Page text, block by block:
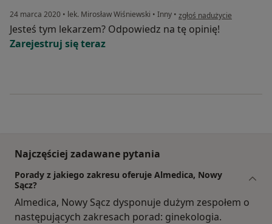
24 marca 2020 • lek. Mirosław Wiśniewski • Inny • w opinii użytkownika
zgłoś nadużycie
Jesteś tym lekarzem? Odpowiedz na tę opinię!
Zarejestruj się teraz
Najczęściej zadawane pytania
Porady z jakiego zakresu oferuje Almedica, Nowy
Sącz?
Almedica, Nowy Sącz dysponuje dużym zespołem o
następujących zakresach porad: ginekologia.